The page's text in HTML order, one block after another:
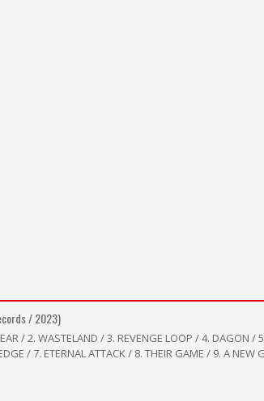
/ 2023)
/ 2. WASTELAND / 3. REVENGE LOOP / 4. DAGON /
/ 7. ETERNAL ATTACK / 8. THEIR GAME / 9. A NEW